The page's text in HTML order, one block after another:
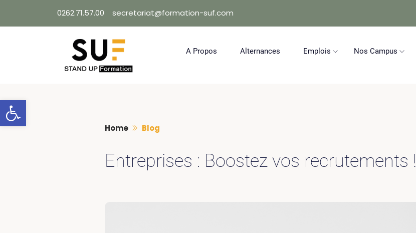
Ouvrir la barre d’outils
to
0262.71.57.00 secretariat@formation-suf.com
A Propos Alternances Emplois Nos Campus
Home Blog
Entreprises : Boostez vos recrutements !